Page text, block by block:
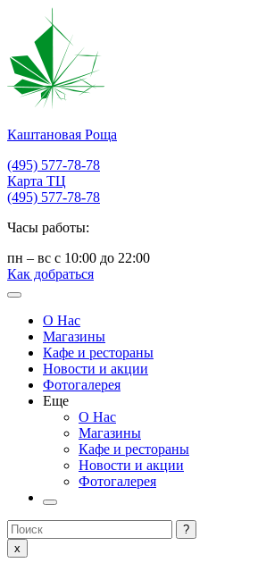
Каштановая Роща
(495) 577-78-78
Карта ТЦ
(495) 577-78-78
Часы работы:
пн – вс с 10:00 до 22:00
Как добраться
О Нас
Магазины
Кафе и рестораны
Новости и акции
Фотогалерея
Еще
О Нас
Магазины
Кафе и рестораны
Новости и акции
Фотогалерея
?
x